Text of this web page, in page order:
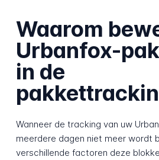
Waarom
Urbanfox-
in de
Wanneer de tracking van uw
meerdere dagen niet meer wordt
verschillende factoren deze